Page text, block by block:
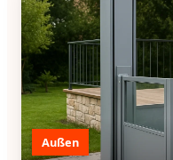
Außen